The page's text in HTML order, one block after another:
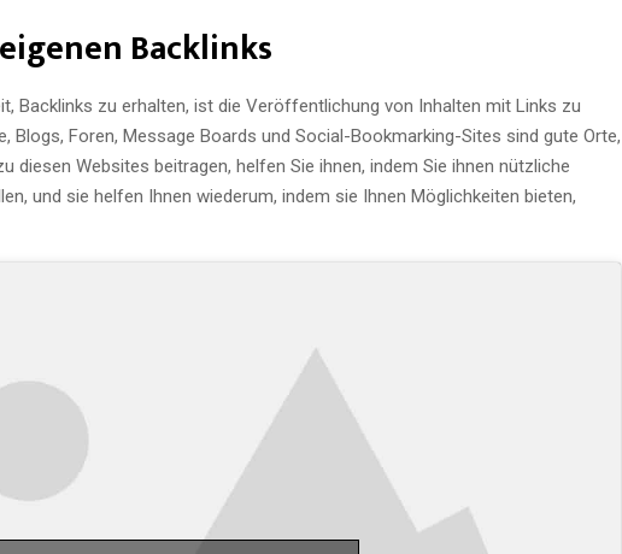
Backlinks
Backlinks zu erhalten, ist die Veröffentlichung von Inhalten mit Links zu
Blogs, Foren, Message Boards und Social-Bookmarking-Sites sind gute Orte,
diesen Websites beitragen, helfen Sie ihnen, indem Sie ihnen nützliche
und sie helfen Ihnen wiederum, indem sie Ihnen Möglichkeiten bieten,